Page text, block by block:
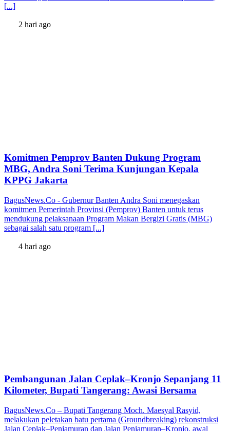
[...]
2 hari ago
Komitmen Pemprov Banten Dukung Program
MBG, Andra Soni Terima Kunjungan Kepala
KPPG Jakarta
BagusNews.Co - Gubernur Banten Andra Soni menegaskan
komitmen Pemerintah Provinsi (Pemprov) Banten untuk terus
mendukung pelaksanaan Program Makan Bergizi Gratis (MBG)
sebagai salah satu program [...]
4 hari ago
Pembangunan Jalan Ceplak–Kronjo Sepanjang 11
Kilometer, Bupati Tangerang: Awasi Bersama
BagusNews.Co – Bupati Tangerang Moch. Maesyal Rasyid,
melakukan peletakan batu pertama (Groundbreaking) rekonstruksi
Jalan Ceplak–Penjamuran dan Jalan Penjamuran–Kronjo, awal